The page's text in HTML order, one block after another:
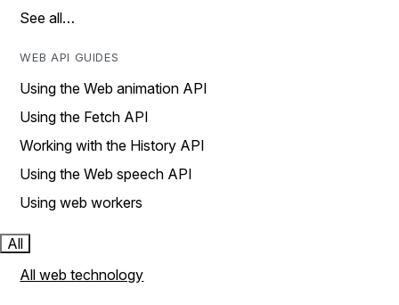
See all…
WEB API GUIDES
Using the Web animation API
Using the Fetch API
Working with the History API
Using the Web speech API
Using web workers
All
All web technology